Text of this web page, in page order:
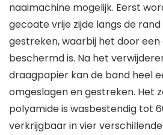
naaimachine mogelijk. Eerst
gecoate vrije zijde langs de
gestreken, waarbij het door
beschermd is. Na het
draagpapier kan de band heel
omgeslagen en gestreken. Het
polyamide is wasbestendig tot
verkrijgbaar in vier